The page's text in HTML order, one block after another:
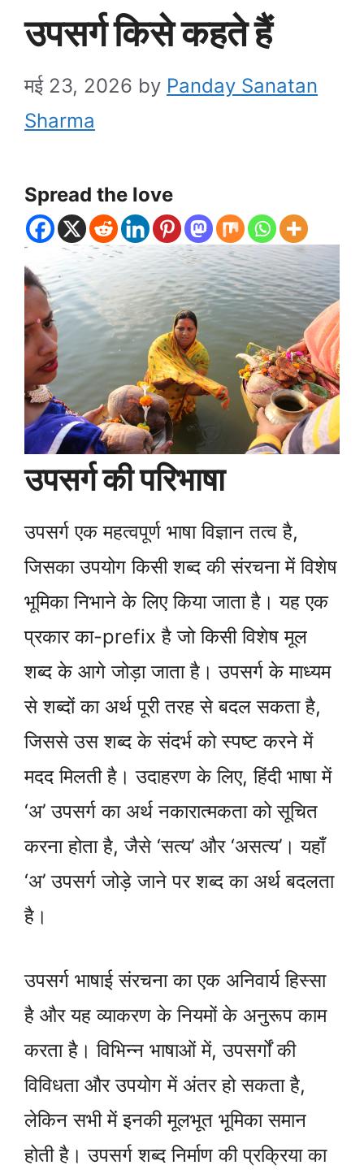
उपसर्ग किसे कहते हैं
मई 23, 2026 by Panday Sanatan
Sharma
Spread the love
उपसर्ग की परिभाषा
उपसर्ग एक महत्वपूर्ण भाषा विज्ञान तत्व है,
जिसका उपयोग किसी शब्द की संरचना में विशेष
भूमिका निभाने के लिए किया जाता है। यह एक
प्रकार का-prefix है जो किसी विशेष मूल
शब्द के आगे जोड़ा जाता है। उपसर्ग के माध्यम
से शब्दों का अर्थ पूरी तरह से बदल सकता है,
जिससे उस शब्द के संदर्भ को स्पष्ट करने में
मदद मिलती है। उदाहरण के लिए, हिंदी भाषा में
‘अ’ उपसर्ग का अर्थ नकारात्मकता को सूचित
करना होता है, जैसे ‘सत्य’ और ‘असत्य’। यहाँ
‘अ’ उपसर्ग जोड़े जाने पर शब्द का अर्थ बदलता
है।
उपसर्ग भाषाई संरचना का एक अनिवार्य हिस्सा
है और यह व्याकरण के नियमों के अनुरूप काम
करता है। विभिन्न भाषाओं में, उपसर्गों की
विविधता और उपयोग में अंतर हो सकता है,
लेकिन सभी में इनकी मूलभूत भूमिका समान
होती है। उपसर्ग शब्द निर्माण की प्रक्रिया का